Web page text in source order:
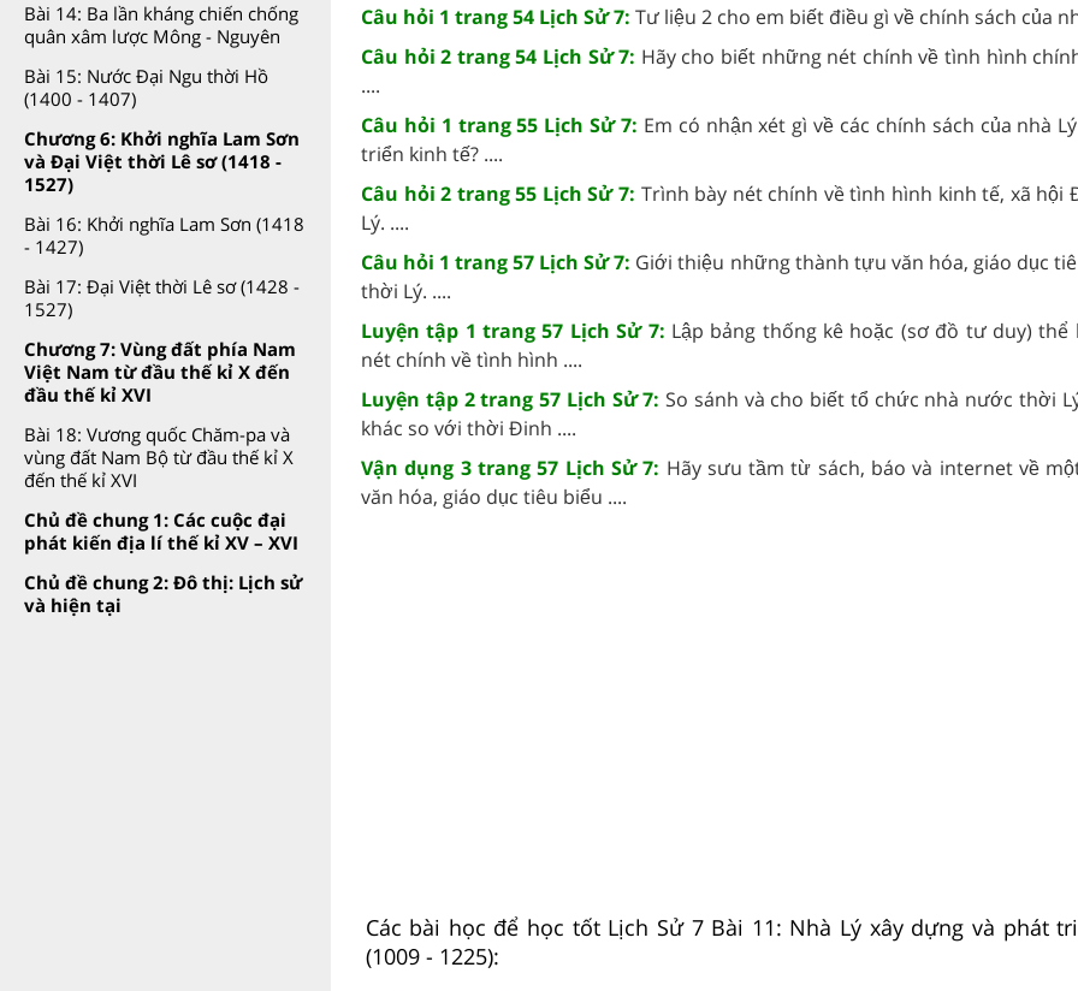
Bài 14: Ba lần kháng chiến chống
quân xâm lược Mông - Nguyên
Bài 15: Nước Đại Ngu thời Hồ
(1400 - 1407)
Chương 6: Khởi nghĩa Lam Sơn
và Đại Việt thời Lê sơ (1418 -
1527)
Bài 16: Khởi nghĩa Lam Sơn (1418
- 1427)
Bài 17: Đại Việt thời Lê sơ (1428 -
1527)
Chương 7: Vùng đất phía Nam
Việt Nam từ đầu thế kỉ X đến
đầu thế kỉ XVI
Bài 18: Vương quốc Chăm-pa và
vùng đất Nam Bộ từ đầu thế kỉ X
đến thế kỉ XVI
Chủ đề chung 1: Các cuộc đại
phát kiến địa lí thế kỉ XV – XVI
Chủ đề chung 2: Đô thị: Lịch sử
và hiện tại
Câu hỏi 1 trang 54 Lịch Sử 7: Tư liệu 2 cho em biết điều gì về chính sách của
Câu hỏi 2 trang 54 Lịch Sử 7: Hãy cho biết những nét chính về tình hình
....
Câu hỏi 1 trang 55 Lịch Sử 7: Em có nhận xét gì về các chính sách của nhà
triển kinh tế? ....
Câu hỏi 2 trang 55 Lịch Sử 7: Trình bày nét chính về tình hình kinh tế, xã hội
Lý. ....
Câu hỏi 1 trang 57 Lịch Sử 7: Giới thiệu những thành tựu văn hóa, giáo dục
thời Lý. ....
Luyện tập 1 trang 57 Lịch Sử 7: Lập bảng thống kê hoặc (sơ đồ tư duy) thể
nét chính về tình hình ....
Luyện tập 2 trang 57 Lịch Sử 7: So sánh và cho biết tổ chức nhà nước thời
khác so với thời Đinh ....
Vận dụng 3 trang 57 Lịch Sử 7: Hãy sưu tầm từ sách, báo và internet về
văn hóa, giáo dục tiêu biểu ....
Các bài học để học tốt Lịch Sử 7 Bài 11: Nhà Lý xây dựng và phát
(1009 - 1225):